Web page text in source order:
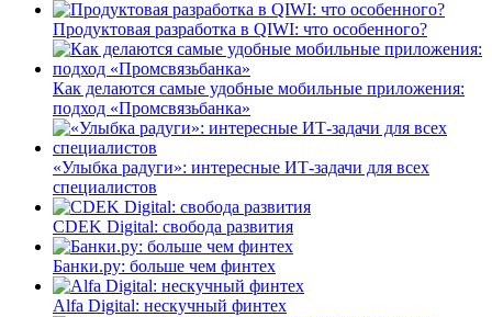
Продуктовая разработка в QIWI: что особенного?
Как делаются самые удобные мобильные приложения:
подход «Промсвязьбанка»
«Улыбка радуги»: интересные ИТ-задачи для всех
специалистов
CDEK Digital: свобода развития
Банки.ру: больше чем финтех
Alfa Digital: нескучный финтех